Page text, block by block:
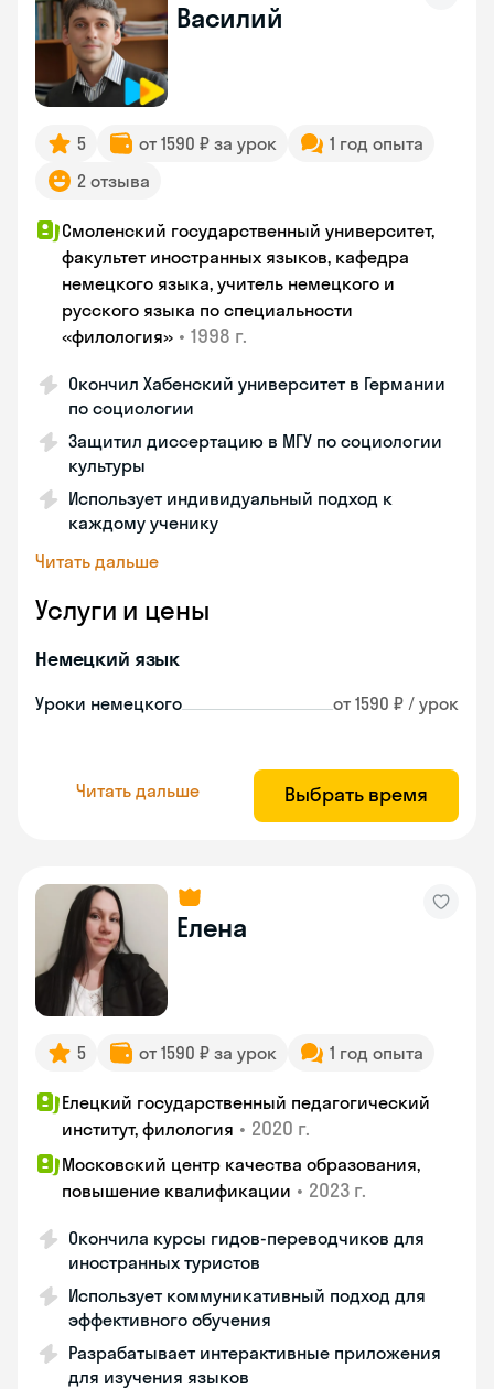
Василий
5 от 1590 ₽ за урок
1 год опыта
2 отзыва
Смоленский государственный университет,
факультет иностранных языков, кафедра
немецкого языка, учитель немецкого и
русского языка по специальности
«филология» • 1998 г.
Окончил Хабенский университет в Германии
по социологии
Защитил диссертацию в МГУ по социологии
культуры
Использует индивидуальный подход к
каждому ученику
Читать дальше
Услуги и цены
Немецкий язык
Уроки немецкого от 1590 ₽ / урок
Читать дальше Выбрать время
Елена
5 от 1590 ₽ за урок 1 год опыта
Елецкий государственный педагогический
институт, филология • 2020 г.
Московский центр качества образования,
повышение квалификации • 2023 г.
Окончила курсы гидов-переводчиков для
иностранных туристов
Использует коммуникативный подход для
эффективного обучения
Разрабатывает интерактивные приложения
для изучения языков